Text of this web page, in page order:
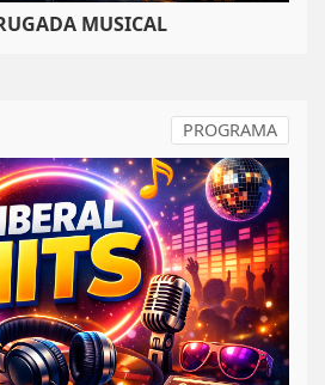
MUSICAL
PROGRAMA